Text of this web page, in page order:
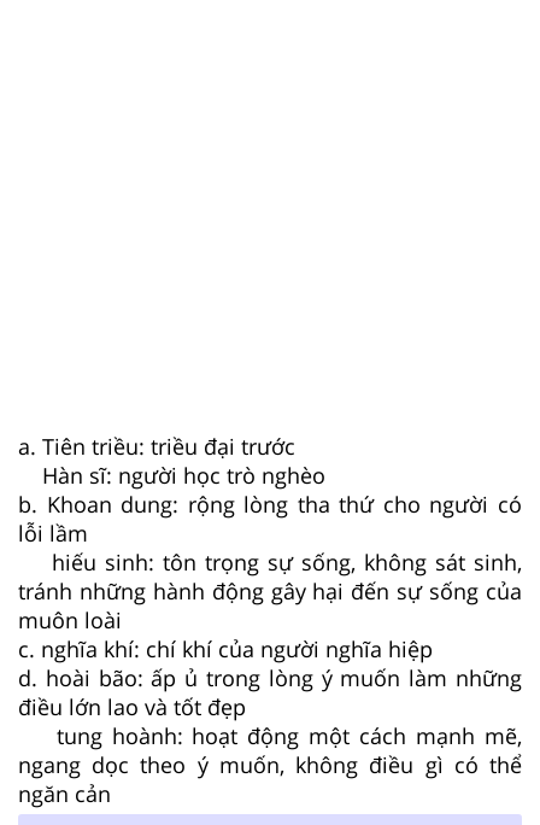
a. Tiên triều: triều đại trước
Hàn sĩ: người học trò nghèo
b. Khoan dung: rộng lòng tha thứ cho người có
lỗi lầm
hiếu sinh: tôn trọng sự sống, không sát sinh,
tránh những hành động gây hại đến sự sống của
muôn loài
c. nghĩa khí: chí khí của người nghĩa hiệp
d. hoài bão: ấp ủ trong lòng ý muốn làm những
điều lớn lao và tốt đẹp
tung hoành: hoạt động một cách mạnh mẽ,
ngang dọc theo ý muốn, không điều gì có thể
ngăn cản